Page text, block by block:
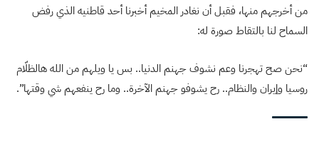
من أخرجهم منها، فقبل أن نغادر المخيم أخبرنا أحد قاطنيه الذي رفض
السماح لنا بالتقاط صورة له:
“نحن صح تهجرنا وعم نشوف جهنم الدنيا.. بس يا ويلهم من الله هالظلّام
روسيا وإيران والنظام.. رح يشوفو جهنم الآخرة.. وما رح ينفعهم شي وقتها”.